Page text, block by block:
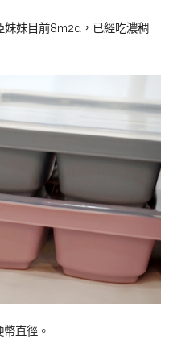
妹目前8m2d，已經吃濃稠
直徑。